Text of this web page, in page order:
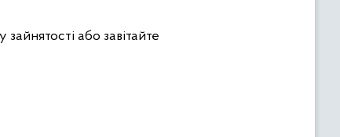
зайнятості або завітайте